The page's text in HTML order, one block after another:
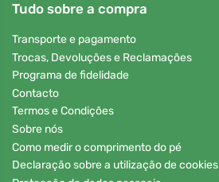
Tudo sobre a compra
Transporte e pagamento
Trocas, Devoluções e Reclamações
Programa de fidelidade
Contacto
Termos e Condições
Sobre nós
Como medir o comprimento do pé
Declaração sobre a utilização de cookies